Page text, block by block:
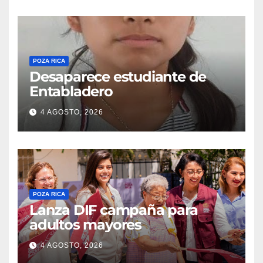
POZA RICA
Desaparece estudiante de
Entabladero
4 AGOSTO, 2026
POZA RICA
Lanza DIF campaña para
adultos mayores
4 AGOSTO, 2026